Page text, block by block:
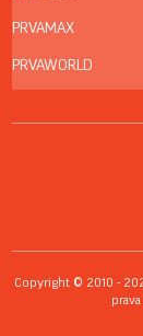
PRVAMAX
PRVAWORLD
Copyright © 2010 -
prava